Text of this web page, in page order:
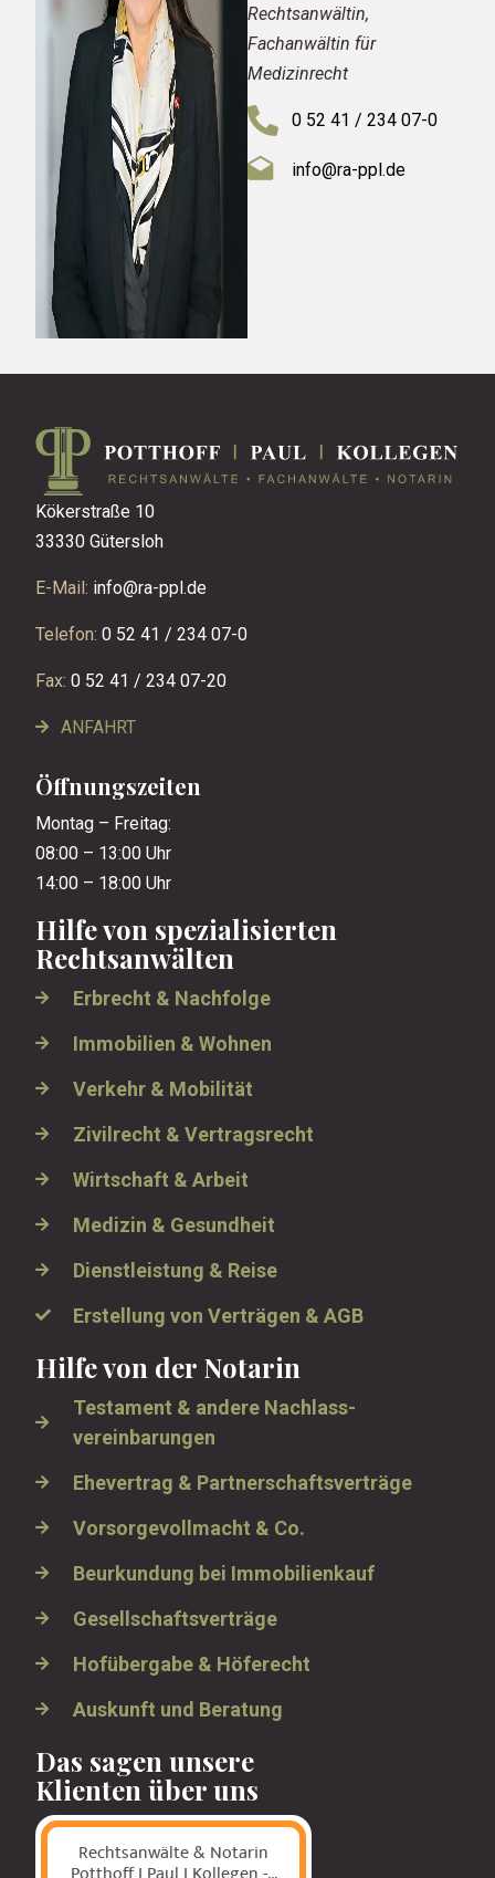
Rechtsanwältin,
Fachanwältin für
Medizinrecht
0 52 41 / 234 07-0
info@ra-ppl.de
Kökerstraße 10
33330 Gütersloh
E-Mail: info@ra-ppl.de
Telefon: 0 52 41 / 234 07-0
Fax: 0 52 41 / 234 07-20
ANFAHRT
Öffnungszeiten
Montag – Freitag:
08:00 – 13:00 Uhr
14:00 – 18:00 Uhr
Hilfe von spezialisierten
Rechtsanwälten
Erbrecht & Nachfolge
Immobilien & Wohnen
Verkehr & Mobilität
Zivilrecht & Vertragsrecht
Wirtschaft & Arbeit
Medizin & Gesundheit
Dienstleistung & Reise
Erstellung von Verträgen & AGB
Hilfe von der Notarin
Testament & andere Nachlass­
vereinbarungen
Ehevertrag & Partnerschaftsverträge
Vorsorgevollmacht & Co.
Beurkundung bei Immobilienkauf
Gesellschaftsverträge
Hofübergabe & Höferecht
Auskunft und Beratung
Das sagen unsere
Klienten über uns
Rechtsanwälte & Notarin